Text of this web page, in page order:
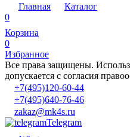
Главная
Каталог
0
Корзина
0
Избранное
Все права защищены.
допускается с согласия
+7(495)120-60-44
+7(495)640-76-46
zakaz@mk4s.ru
Telegram